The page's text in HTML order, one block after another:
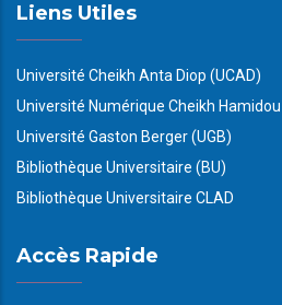
Liens Utiles
Université Cheikh Anta Diop (UCAD)
Université Numérique Cheikh Hamidou
Université Gaston Berger (UGB)
Bibliothèque Universitaire (BU)
Bibliothèque Universitaire CLAD
Accès Rapide